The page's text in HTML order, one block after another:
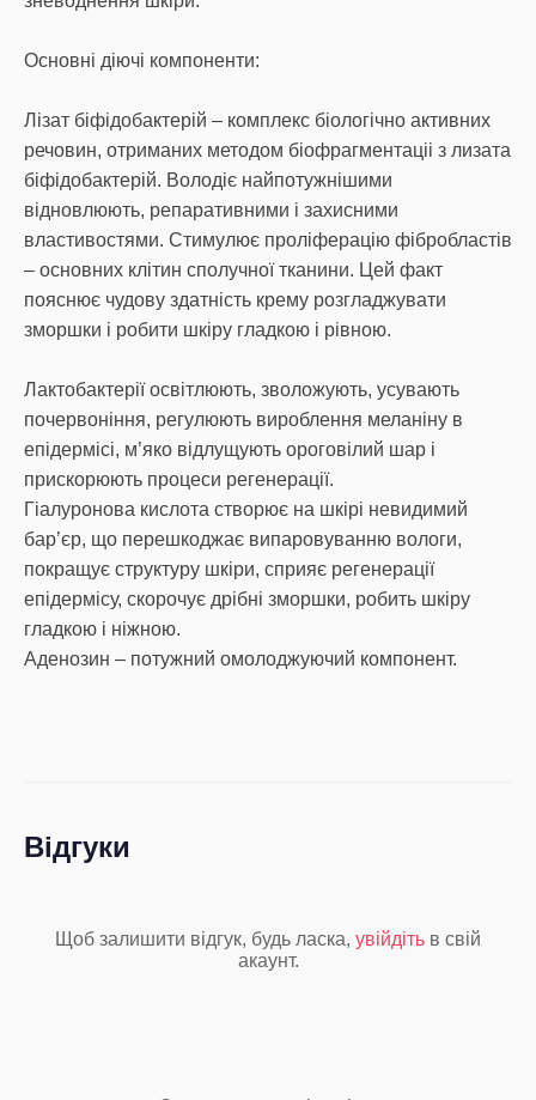
Основні діючі компоненти:
Лізат біфідобактерій – комплекс біологічно активних
речовин, отриманих методом біофрагментаціі з лизата
біфідобактерій. Володіє найпотужнішими
відновлюють, репаративними і захисними
властивостями. Стимулює проліферацію фібробластів
– основних клітин сполучної тканини. Цей факт
пояснює чудову здатність крему розгладжувати
зморшки і робити шкіру гладкою і рівною.
Лактобактерії освітлюють, зволожують, усувають
почервоніння, регулюють вироблення меланіну в
епідермісі, м’яко відлущують ороговілий шар і
прискорюють процеси регенерації.
Гіалуронова кислота створює на шкірі невидимий
бар’єр, що перешкоджає випаровуванню вологи,
покращує структуру шкіри, сприяє регенерації
епідермісу, скорочує дрібні зморшки, робить шкіру
гладкою і ніжною.
Аденозин – потужний омолоджуючий компонент.
Відгуки
Щоб залишити відгук, будь ласка, увійдіть в свій
акаунт.